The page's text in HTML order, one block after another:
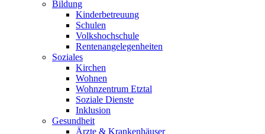
Bildung
Kinderbetreuung
Schulen
Volkshochschule
Rentenangelegenheiten
Soziales
Kirchen
Wohnen
Wohnzentrum Etztal
Soziale Dienste
Inklusion
Gesundheit
Ärzte & Krankenhäuser